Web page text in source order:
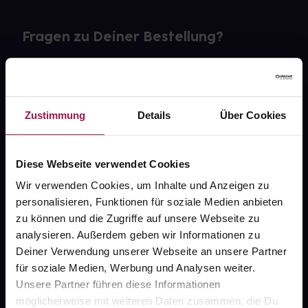
Zustimmung Details Über Cookies
Diese Webseite verwendet Cookies
Wir verwenden Cookies, um Inhalte und Anzeigen zu
personalisieren, Funktionen für soziale Medien anbieten
zu können und die Zugriffe auf unsere Webseite zu
analysieren. Außerdem geben wir Informationen zu
Deiner Verwendung unserer Webseite an unsere Partner
für soziale Medien, Werbung und Analysen weiter.
Unsere Partner führen diese Informationen
möglicherweise mit weiteren Daten zusammen, die Du
Fragen zu Deiner Bestellung?
gesund.de
Über uns
Karriere
Newsletter